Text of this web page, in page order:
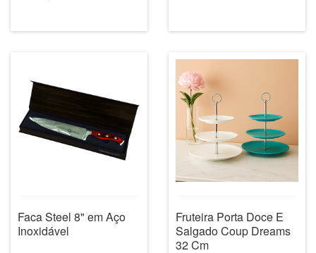
Faca Steel 8" em Aço
Inoxidável
Fruteira Porta Doce E
Salgado Coup Dreams
32 Cm